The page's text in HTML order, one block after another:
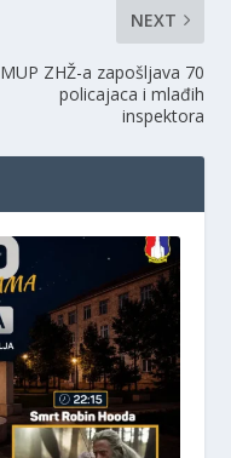
NEXT
MUP ZHŽ-a zapošljava 70
policajaca i mlađih
inspektora